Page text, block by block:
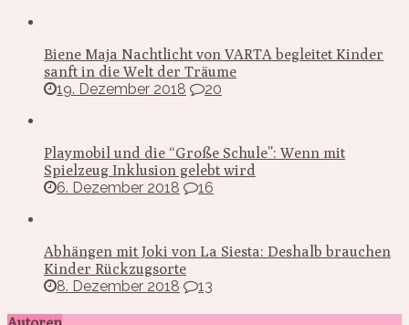
Biene Maja Nachtlicht von VARTA begleitet Kinder
sanft in die Welt der Träume
19. Dezember 2018
20
Playmobil und die “Große Schule”: Wenn mit
Spielzeug Inklusion gelebt wird
6. Dezember 2018
16
Abhängen mit Joki von La Siesta: Deshalb brauchen
Kinder Rückzugsorte
8. Dezember 2018
13